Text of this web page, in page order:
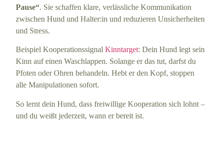
Pause“. Sie schaffen klare, verlässliche Kommunikation
zwischen Hund und Halter:in und reduzieren Unsicherheiten
und Stress.
Beispiel KooperationssignalKinntarget: Dein Hund legt sein
Kinn auf einen Waschlappen. Solange er das tut, darfst du
Pfoten oder Ohren behandeln. Hebt er den Kopf, stoppen
alle Manipulationen sofort.
So lernt dein Hund, dass freiwillige Kooperation sich lohnt –
und du weißt jederzeit, wann er bereit ist.